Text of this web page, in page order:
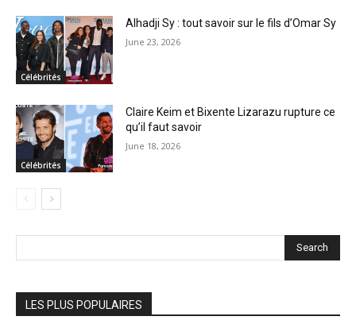
Célébrités
Alhadji Sy : tout savoir sur le fils d’Omar Sy
June 23, 2026
Célébrités
Claire Keim et Bixente Lizarazu rupture ce
qu’il faut savoir
June 18, 2026
Search
LES PLUS POPULAIRES